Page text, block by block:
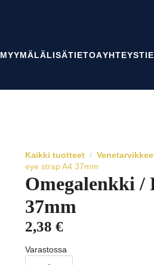
MYYMÄLÄLISÄTIETOA
Kaikki tuotteet
eye strap A4 37mm
Omegalenkki /
37mm
2,38 €
Varastossa
Omegalenkki